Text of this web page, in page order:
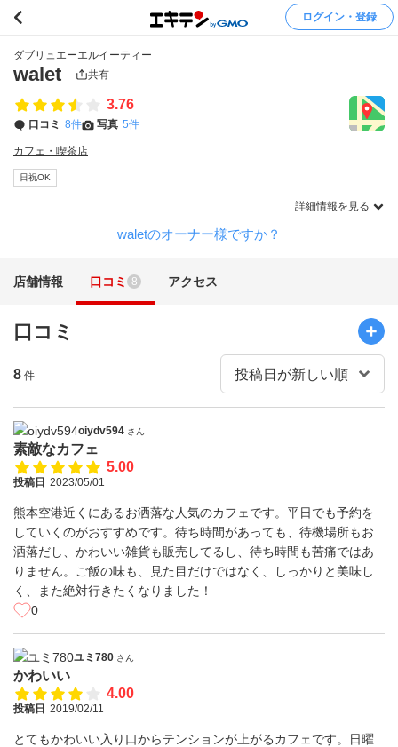
ログイン・登録
ダブリュエーエルイーティー
walet 共有
3.76
口コミ 8件 写真 5件
カフェ・喫茶店
日祝OK
詳細情報を見る
waletのオーナー様ですか？
店舗情報 口コミ 8 アクセス
口コミ
8 件
oiydv594 さん
素敵なカフェ
5.00
投稿日 2023/05/01
熊本空港近くにあるお洒落な人気のカフェです。平日でも予約を
していくのがおすすめです。待ち時間があっても、待機場所もお
洒落だし、かわいい雑貨も販売してるし、待ち時間も苦痛ではあ
りません。ご飯の味も、見た目だけではなく、しっかりと美味し
く、また絶対行きたくなりました！
0
ユミ780 さん
かわいい
4.00
投稿日 2019/02/11
とてもかわいい入り口からテンションが上がるカフェです。日曜